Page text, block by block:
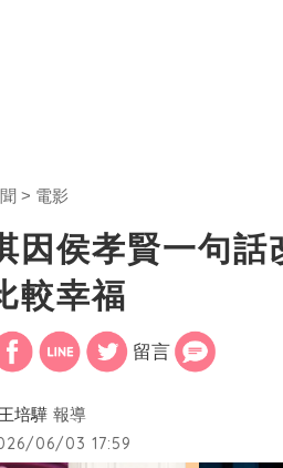
電影
因侯孝賢一句
較幸福
留言
培驊 報導
06/03 17:59